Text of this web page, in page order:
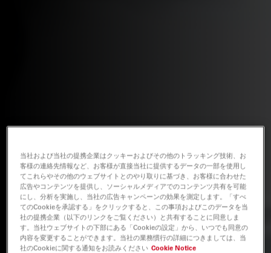
当社および当社の提携企業はクッキーおよびその他のトラッキング技術、お
客様の連絡先情報など、お客様が直接当社に提供するデータの一部を使用し
てこれらやその他のウェブサイトとのやり取りに基づき、お客様に合わせた
広告やコンテンツを提供し、ソーシャルメディアでのコンテンツ共有を可能
にし、分析を実施し、当社の広告キャンペーンの効果を測定します。「すべ
てのCookieを承認する」をクリックすると、この事項およびこのデータを当
社の提携企業（以下のリンクをご覧ください）と共有することに同意しま
す。当社ウェブサイトの下部にある「Cookieの設定」から、いつでも同意の
内容を変更することができます。当社の業務慣行の詳細につきましては、当
社のCookieに関する通知をお読みください Cookie Notice